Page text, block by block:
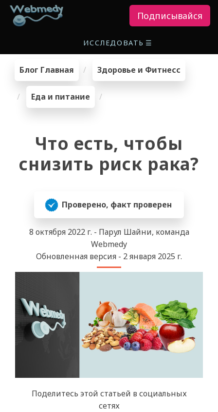
Подписывайся
ИССЛЕДОВАТЬ ☰
Блог Главная Здоровье и Фитнесс
Еда и питание
Что есть, чтобы
снизить риск рака?
Проверено, факт проверен
8 октября 2022 г. - Парул Шайни, команда
Webmedy
Обновленная версия - 2 января 2025 г.
Поделитесь этой статьей в социальных
сетях